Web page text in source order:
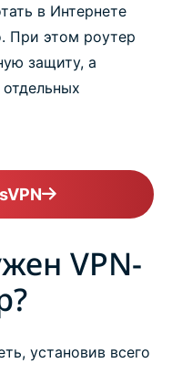
в Интернете
При этом роутер
защиту, а
VPN-
установив всего